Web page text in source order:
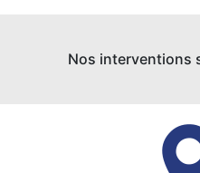
Nos interventions